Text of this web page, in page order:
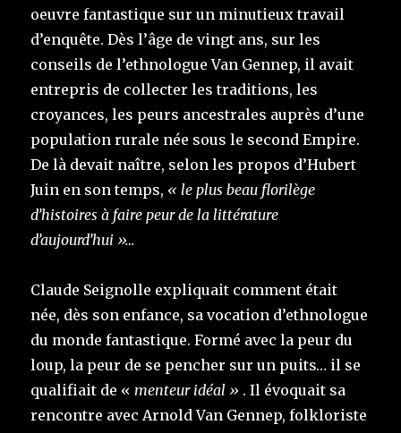
oeuvre fantastique sur un minutieux travail
d’enquête. Dès l’âge de vingt ans, sur les
conseils de l’ethnologue Van Gennep, il avait
entrepris de collecter les traditions, les
croyances, les peurs ancestrales auprès d’une
population rurale née sous le second Empire.
De là devait naître, selon les propos d’Hubert
Juin en son temps, « le plus beau florilège
d’histoires à faire peur de la littérature
d’aujourd’hui »…
Claude Seignolle expliquait comment était
née, dès son enfance, sa vocation d’ethnologue
du monde fantastique. Formé avec la peur du
loup, la peur de se pencher sur un puits… il se
qualifiait de « menteur idéal » . Il évoquait sa
rencontre avec Arnold Van Gennep, folkloriste